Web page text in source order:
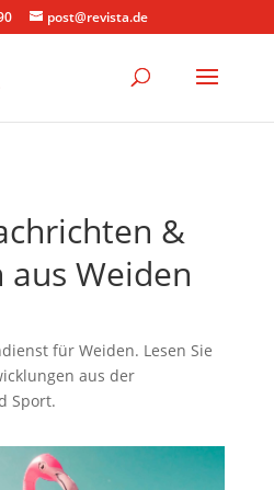
post@revista.de
&
Weiden
für Weiden. Lesen Sie
aus der
Sport.